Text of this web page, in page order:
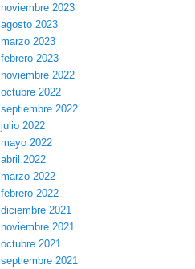
noviembre 2023
agosto 2023
marzo 2023
febrero 2023
noviembre 2022
octubre 2022
septiembre 2022
julio 2022
mayo 2022
abril 2022
marzo 2022
febrero 2022
diciembre 2021
noviembre 2021
octubre 2021
septiembre 2021